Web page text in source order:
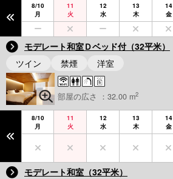
8/10
月
11
火
12
水
13
木
14
金
モデレート和室Ｄベッド付（32平米）
ツイン
禁煙 洋室
部屋の広さ ：32.00 m2
8/10
月
11
火
12
水
13
木
14
金
モデレート和室（32平米）